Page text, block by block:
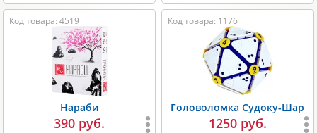
Код товара: 4519
Нараби
390 руб.
Код товара: 1176
Головоломка Судоку-Шар
1250 руб.